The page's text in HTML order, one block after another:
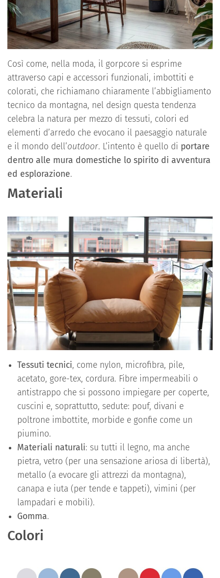
Così come, nella moda, il gorpcore si esprime
attraverso capi e accessori funzionali, imbottiti e
colorati, che richiamano chiaramente l’abbigliamento
tecnico da montagna, nel design questa tendenza
celebra la natura per mezzo di tessuti, colori ed
elementi d’arredo che evocano il paesaggio naturale
e il mondo dell’outdoor. L’intento è quello di portare
dentro alle mura domestiche lo spirito di avventura
ed esplorazione.
Materiali
Tessuti tecnici, come nylon, microfibra, pile,
acetato, gore-tex, cordura. Fibre impermeabili o
antistrappo che si possono impiegare per coperte,
cuscini e, soprattutto, sedute: pouf, divani e
poltrone imbottite, morbide e gonfie come un
piumino.
Materiali naturali: su tutti il legno, ma anche
pietra, vetro (per una sensazione ariosa di libertà),
metallo (a evocare gli attrezzi da montagna),
canapa e iuta (per tende e tappeti), vimini (per
lampadari e mobili).
Gomma.
Colori